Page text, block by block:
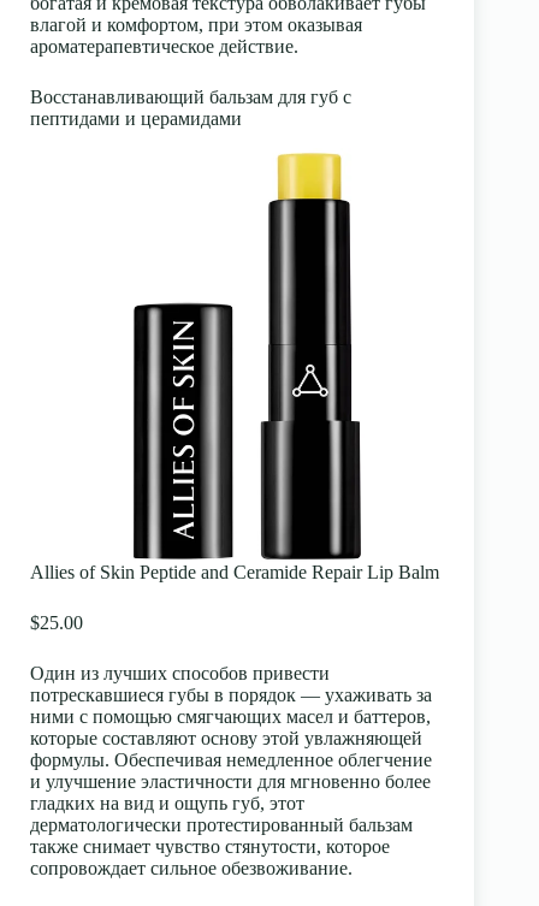
влагой и комфортом, при этом оказывая
ароматерапевтическое действие.
Восстанавливающий бальзам для губ с
пептидами и церамидами
Allies of Skin Peptide and Ceramide Repair Lip Balm
$25.00
Один из лучших способов привести
потрескавшиеся губы в порядок — ухаживать за
ними с помощью смягчающих масел и баттеров,
которые составляют основу этой увлажняющей
формулы. Обеспечивая немедленное облегчение
и улучшение эластичности для мгновенно более
гладких на вид и ощупь губ, этот
дерматологически протестированный бальзам
также снимает чувство стянутости, которое
сопровождает сильное обезвоживание.